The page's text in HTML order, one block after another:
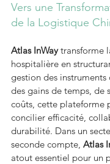
Vers une
de la Logistique
Atlas InWay transforme
hospitalière en
gestion des
des gains de temps, de
coûts, cette plateforme
concilier efficacité,
durabilité. Dans un
seconde compte, Atlas
atout essentiel pour un